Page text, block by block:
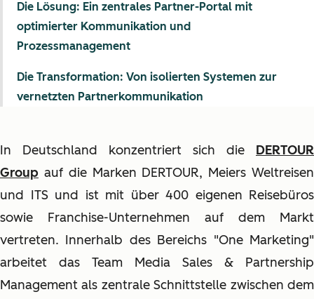
In Deutschland konzentriert sich die DERTOUR
Group auf die Marken DERTOUR, Meiers Weltreisen
und ITS und ist mit über 400 eigenen Reisebüros
sowie Franchise-Unternehmen auf dem Markt
vertreten. Innerhalb des Bereichs "One Marketing"
arbeitet das Team Media Sales & Partnership
Management als zentrale Schnittstelle zwischen dem
Die Lösung: Ein zentrales Partner-Portal mit
optimierter Kommunikation und
Prozessmanagement
Die Transformation: Von isolierten Systemen zur
vernetzten Partnerkommunikation